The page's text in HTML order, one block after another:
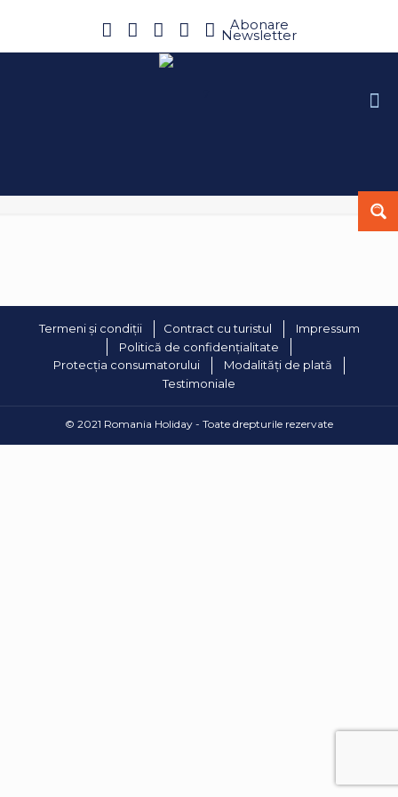
Abonare
Newsletter
Termeni și condiții Contract cu turistul
Impressum
Politică de confidențialitate
Protecția consumatorului
Modalități de plată
Testimoniale
© 2021 Romania Holiday - Toate drepturile rezervate